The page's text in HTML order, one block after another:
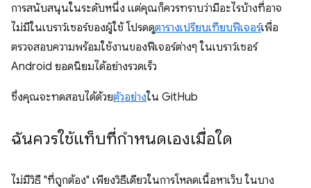
การสนับสนุนในระดับหนึ่ง แต่คุณก็ควรทราบว่ามีอะไรบ้างที่อาจ
ไม่มีในเบราว์เซอร์ของผู้ใช้ โปรดดูตารางเปรียบเทียบฟีเจอร์เพื่อ
ตรวจสอบความพร้อมใช้งานของฟีเจอร์ต่างๆ ในเบราว์เซอร์
Android ยอดนิยมได้อย่างรวดเร็ว
ซึ่งคุณจะทดสอบได้ด้วยตัวอย่างใน GitHub
ฉันควรใช้แท็บที่กำหนดเองเมื่อใด
ไม่มีวิธี "ที่ถูกต้อง" เพียงวิธีเดียวในการโหลดเนื้อหาเว็บ ในบาง